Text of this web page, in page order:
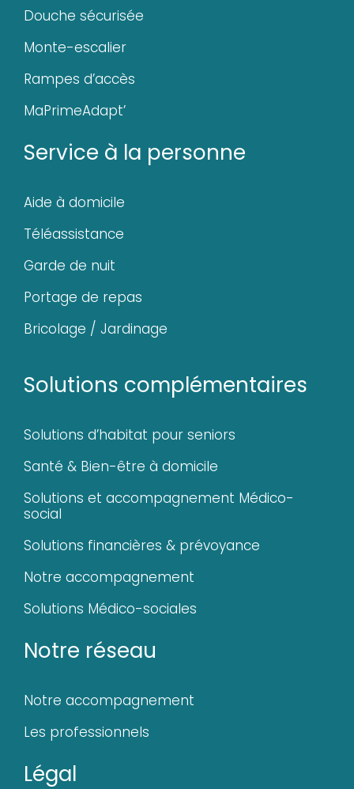
Douche sécurisée
Monte-escalier
Rampes d’accès
MaPrimeAdapt’
Service à la personne
Aide à domicile
Téléassistance
Garde de nuit
Portage de repas
Bricolage / Jardinage
Solutions complémentaires
Solutions d’habitat pour seniors
Santé & Bien-être à domicile
Solutions et accompagnement Médico-
social
Solutions financières & prévoyance
Notre accompagnement
Solutions Médico-sociales
Notre réseau
Notre accompagnement
Les professionnels
Légal